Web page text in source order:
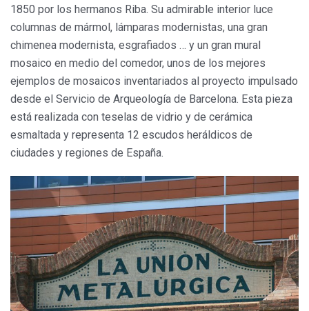
1850 por los hermanos Riba. Su admirable interior luce
columnas de mármol, lámparas modernistas, una gran
chimenea modernista, esgrafiados … y un gran mural
mosaico en medio del comedor, unos de los mejores
ejemplos de mosaicos inventariados al proyecto impulsado
desde el Servicio de Arqueología de Barcelona. Esta pieza
está realizada con teselas de vidrio y de cerámica
esmaltada y representa 12 escudos heráldicos de
ciudades y regiones de España.